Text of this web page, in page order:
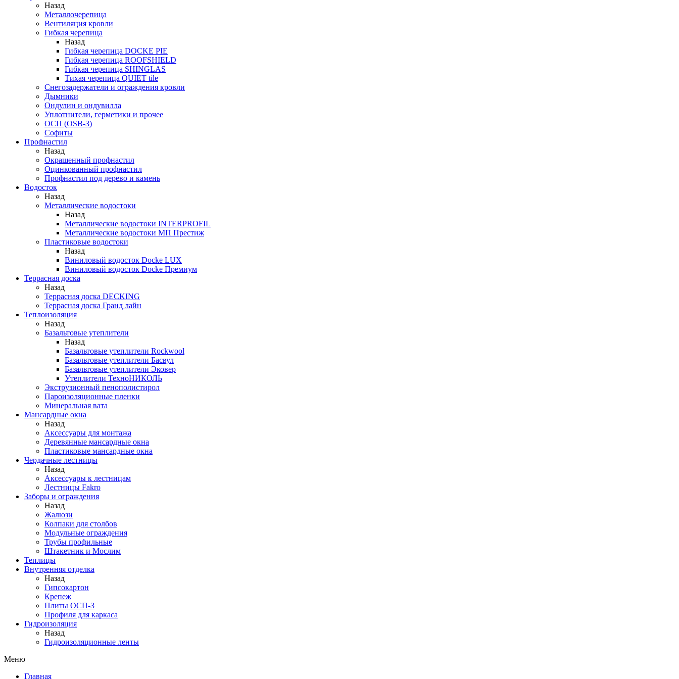
Назад
Металлочерепица
Вентиляция кровли
Гибкая черепица
Назад
Гибкая черепица DOCKE PIE
Гибкая черепица ROOFSHIELD
Гибкая черепица SHINGLAS
Тихая черепица QUIET tile
Снегозадержатели и ограждения кровли
Дымники
Ондулин и ондувилла
Уплотнители, герметики и прочее
ОСП (OSB-3)
Софиты
Профнастил
Назад
Окрашенный профнастил
Оцинкованный профнастил
Профнастил под дерево и камень
Водосток
Назад
Металлические водостоки
Назад
Металлические водостоки INTERPROFIL
Металлические водостоки МП Престиж
Пластиковые водостоки
Назад
Виниловый водосток Docke LUX
Виниловый водосток Docke Премиум
Террасная доска
Назад
Террасная доска DECKING
Террасная доска Гранд лайн
Теплоизоляция
Назад
Базальтовые утеплители
Назад
Базальтовые утеплители Rockwool
Базальтовые утеплители Басвул
Базальтовые утеплители Эковер
Утеплители ТехноНИКОЛЬ
Экструзионный пенополистирол
Пароизоляционные пленки
Минеральная вата
Мансардные окна
Назад
Аксессуары для монтажа
Деревянные мансардные окна
Пластиковые мансардные окна
Чердачные лестницы
Назад
Аксессуары к лестницам
Лестницы Fakro
Заборы и ограждения
Назад
Жалюзи
Колпаки для столбов
Модульные ограждения
Трубы профильные
Штакетник и Мослим
Теплицы
Внутренняя отделка
Назад
Гипсокартон
Крепеж
Плиты ОСП-3
Профиля для каркаса
Гидроизоляция
Назад
Гидроизоляционные ленты
Меню
Главная